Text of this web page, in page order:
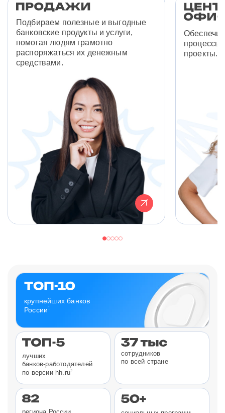
Подбираем полезные и выгодные
банковские продукты и услуги,
помогая людям грамотно
распоряжаться их денежным
средствами.
процессы
проекты.
крупнейших банков
России 1
лучших
банков-работодателей
по версии hh.ru2
сотрудников
по всей стране